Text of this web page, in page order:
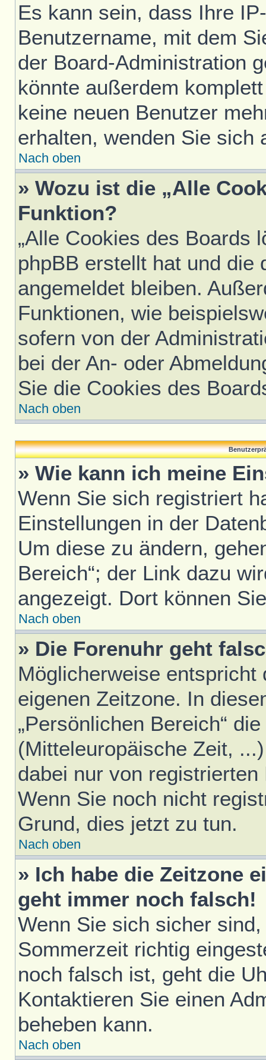
Es kann sein, dass Ihre
Benutzername, mit dem
der Board-Administration
könnte außerdem
keine neuen Benutzer
erhalten, wenden Sie sich
Nach oben
» Wozu ist die „Alle
Funktion?
„Alle Cookies des Boards
phpBB erstellt hat und die
angemeldet bleiben.
Funktionen, wie
sofern von der
bei der An- oder
Sie die Cookies des
Nach oben
» Wie kann ich meine
Wenn Sie sich registriert
Einstellungen in der
Um diese zu ändern,
Bereich“; der Link dazu
angezeigt. Dort können
Nach oben
» Die Forenuhr geht
Möglicherweise
eigenen Zeitzone. In
„Persönlichen Bereich“
(Mitteleuropäische Zeit,
dabei nur von
Wenn Sie noch nicht
Grund, dies jetzt zu tun.
Nach oben
» Ich habe die Zeitzone
geht immer noch falsch!
Wenn Sie sich sicher
Sommerzeit richtig
noch falsch ist, geht die
Kontaktieren Sie einen
beheben kann.
Nach oben